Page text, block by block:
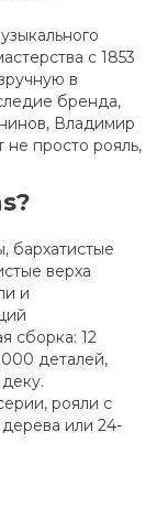
с 1853
в
бренда,
Владимир
не просто рояль,
бархатистые
верха
и
сборка: 12
деталей,
рояли с
или 24-